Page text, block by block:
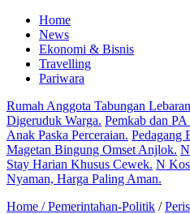
Home
News
Ekonomi & Bisnis
Travelling
Pariwara
Rumah Anggota Tabungan
Digeruduk Warga. Pemkab dan
Anak Paska Perceraian. Pedagang
Magetan Bingung Omset Anjlok.
Stay Harian Khusus Cewek. N
Nyaman, Harga Paling Aman.
Home /Pemerintahan-Politik /